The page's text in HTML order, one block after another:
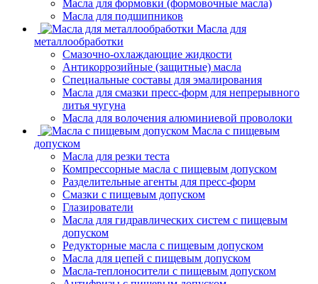
Масла для формовки (формовочные масла)
Масла для подшипников
Масла для
металлообработки
Смазочно-охлаждающие жидкости
Антикоррозийные (защитные) масла
Специальные составы для эмалирования
Масла для смазки пресс-форм для непрерывного
литья чугуна
Масла для волочения алюминиевой проволоки
Масла с пищевым
допуском
Масла для резки теста
Компрессорные масла с пищевым допуском
Разделительные агенты для пресс-форм
Смазки с пищевым допуском
Глазирователи
Масла для гидравлических систем с пищевым
допуском
Редукторные масла с пищевым допуском
Масла для цепей с пищевым допуском
Масла-теплоносители с пищевым допуском